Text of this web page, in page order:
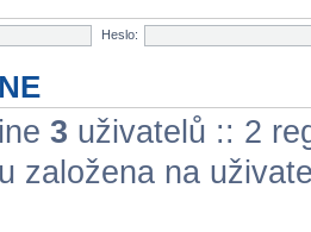
Heslo:
3 uživatelů :: 2
založena na